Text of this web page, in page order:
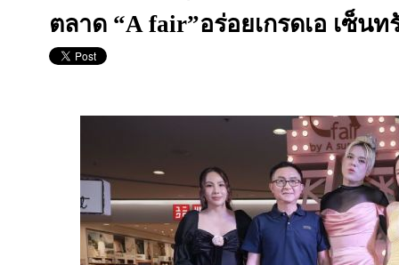
ตลาด “A fair”อร่อยเกรดเอ เซ็นท